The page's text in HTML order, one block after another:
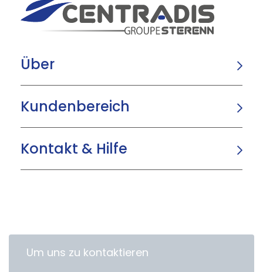
Über
Kundenbereich
Kontakt & Hilfe
Um uns zu kontaktieren